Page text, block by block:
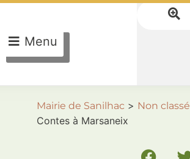
Menu
Mairie de Sanilhac > Non classé
Contes à Marsaneix